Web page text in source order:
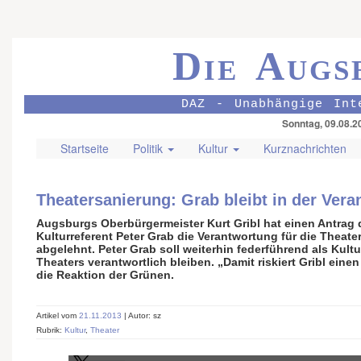
Die
DAZ - Unabhängige
Sonntag,
Startseite Politik Kultur Kurznachrichten
Theatersanierung: Grab bleibt in der
Augsburgs Oberbürgermeister Kurt Gribl hat einen Antrag
Kulturreferent Peter Grab die Verantwortung für die
abgelehnt. Peter Grab soll weiterhin federführend als
Theaters verantwortlich bleiben. „Damit riskiert Gribl
die Reaktion der Grünen.
Artikel vom 21.11.2013 | Autor: sz
Rubrik: Kultur, Theater